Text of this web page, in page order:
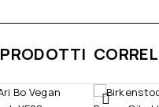
PRODOTTI